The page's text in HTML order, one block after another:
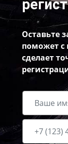
Оставьте
поможет с
сделает